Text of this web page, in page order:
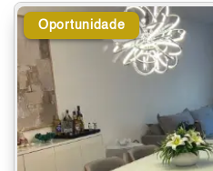
Oportunidade